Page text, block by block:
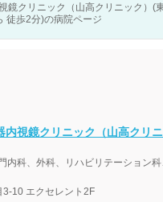
鏡クリニック（山高クリニック）(
徒歩2分)の病院ページ
内視鏡クリニック（山高クリ
内科、外科、リハビリテーション
10 エクセレント2F